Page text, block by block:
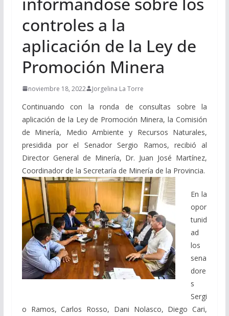
controles a la
aplicación de la Ley de
Promoción Minera
noviembre 18, 2022 Jorgelina La Torre
Continuando con la ronda de consultas sobre la
aplicación de la Ley de Promoción Minera, la Comisión
de Minería, Medio Ambiente y Recursos Naturales,
presidida por el Senador Sergio Ramos, recibió al
Director General de Minería, Dr. Juan José Martínez,
Coordinador de la Secretaría de Minería de la Provincia.
En la
opor
tunid
ad
los
sena
dore
s
Sergi
o Ramos, Carlos Rosso, Dani Nolasco, Diego Cari,